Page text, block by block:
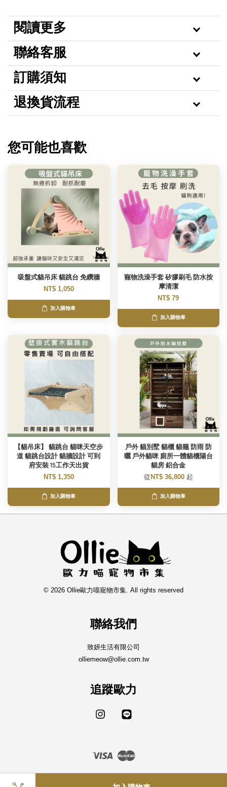
閱讀更多
聯絡客服
訂購須知
退換貨流程
您可能也喜歡
吸盤式貓吊床 貓跳台 免鑽牆
NT$ 1,050
加入購物車
寵物洗澡手套 矽膠刷毛 防水按
摩清潔
NT$ 79
加入購物車
【貓吊床】 貓跳台 貓咪天空步
道 貓跳台設計 貓牆設計 可到
府安裝 15工作天出貨
NT$ 1,350
加入購物車
戶外 貓別墅 貓櫃 貓籠 防雨 防
曬 戶外貓咪 廁所一體貓櫃陽台
貓房 鋁合金
從NT$ 36,800 起
加入購物車
© 2026 Ollie歐力喵寵物市集. All rights reserved
聯絡我們
致妍生活有限公司
olliemeow@ollie.com.tw
追蹤歐力
Instagram
Visa Master